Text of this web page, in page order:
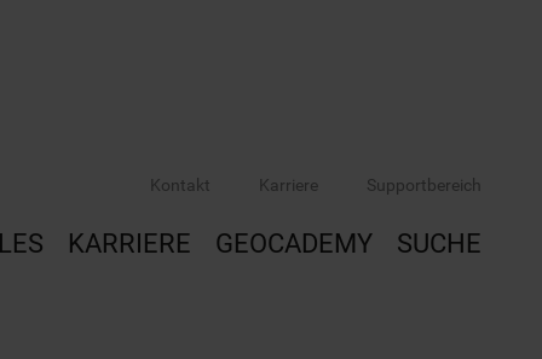
Kontakt Karriere Supportbereich
KARRIERE GEOCADEMY SUCHE